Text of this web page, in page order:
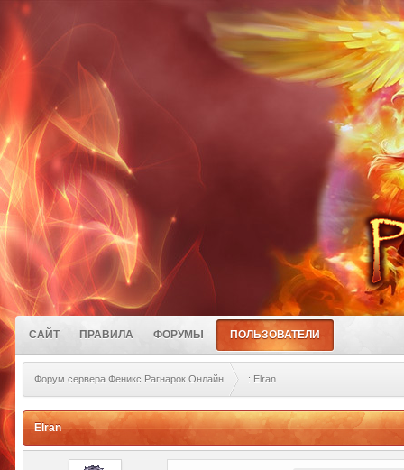
САЙТ ПРАВИЛА ФОРУМЫ ПОЛЬЗОВАТЕЛИ
Форум сервера Феникс Рагнарок Онлайн : Elran
Elran